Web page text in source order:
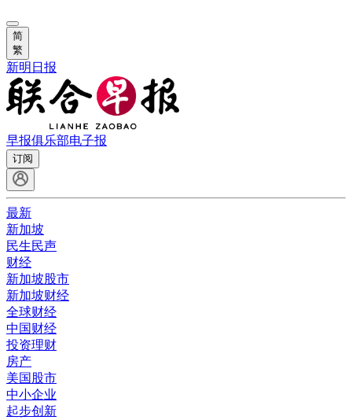
简
繁
新明日报
早报俱乐部电子报
订阅
最新
新加坡
民生民声
财经
新加坡股市
新加坡财经
全球财经
中国财经
投资理财
房产
美国股市
中小企业
起步创新